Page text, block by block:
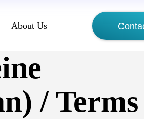
About Us
/ Terms